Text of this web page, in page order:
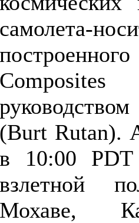
самолета-
(Burt Rutan).
в 10:00
взлетной
Мохаве,